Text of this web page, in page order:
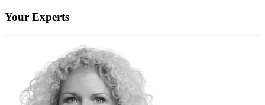
Your Experts